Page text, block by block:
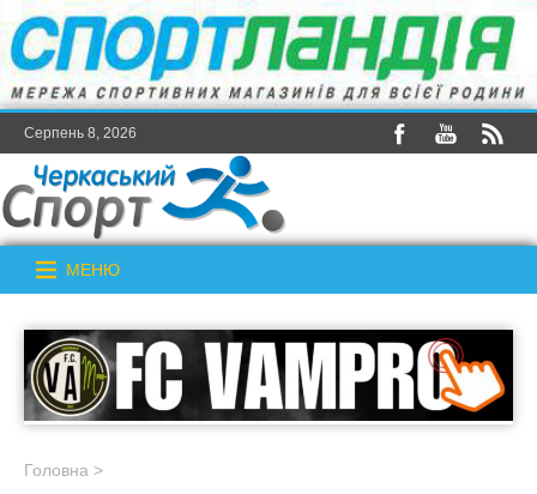
Серпень 8, 2026
МЕНЮ
Головна >